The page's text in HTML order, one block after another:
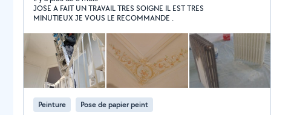
supérieure: Nous utilisons uniquement des matériaux
de première qualité, garantissant des finitions durables
et belles. -Expérience : Nos professionnels ont des
années d'expérience et connaissent les meilleures
techniques du secteur. -Engagement: Votre
satisfaction est notre priorité ; Nous travaillons jusqu'à
ce que vous soyez complètement satisfait. - Efficacité :
Nous respectons votre temps et réalisons les travaux
dans les délais convenus, sans surprises.
JOSE A FAIT UN TRAVAIL TRES SOIGNE IL EST TRES
MINUTIEUX JE VOUS LE RECOMMANDE .
Peinture Pose de papier peint